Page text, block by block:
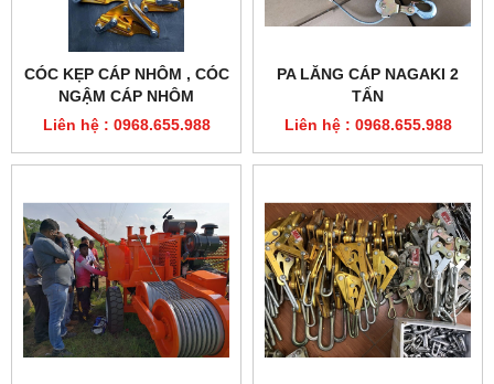
CÓC KẸP CÁP NHÔM , CÓC
NGẬM CÁP NHÔM
Liên hệ : 0968.655.988
PA LĂNG CÁP NAGAKI 2
TẤN
Liên hệ : 0968.655.988